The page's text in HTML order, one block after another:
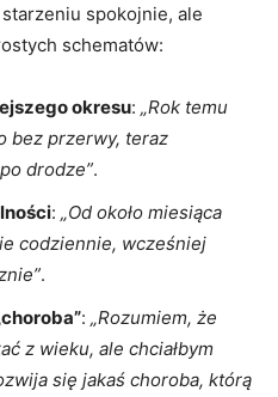
spokojnie, ale
schematów:
okresu: „Rok temu
bez przerwy, teraz
drodze”.
: „Od około miesiąca
codziennie, wcześniej
.
: „Rozumiem, że
z wieku, ale chciałbym
się jakaś choroba, którą